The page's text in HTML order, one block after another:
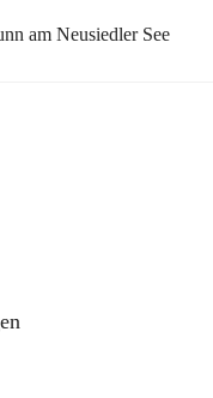
am Neusiedler See